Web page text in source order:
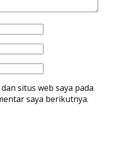
situs web saya pada
saya berikutnya.